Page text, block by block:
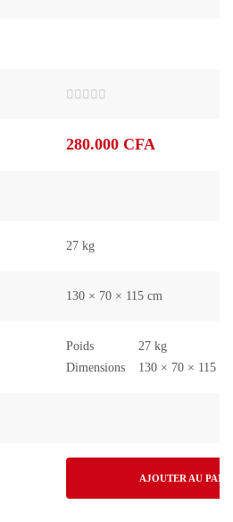
sur
5
280.000 CFA
27 kg
130 × 70 × 115 cm
Poids
27 kg
Dimensions
130 × 70 × 115
AJOUTER AU